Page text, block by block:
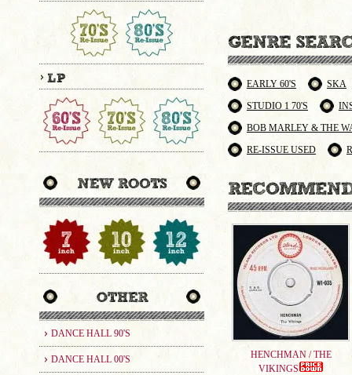
DANCE HALL 90'S
DANCE HALL 00'S
EARLY 60'S
SKA
STUDIO 1 70'S
BOB MARLEY & THE
RE-ISSUE USED
HENCHMAN / THE
VIKINGS